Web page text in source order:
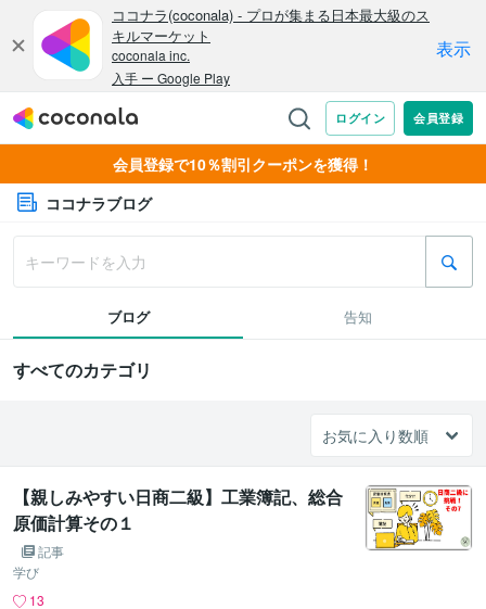
会員登録で10％割引クーポンを獲得！
ココナラブログ
ブログ 告知
すべてのカテゴリ
【親しみやすい日商二級】工業簿記、総合
原価計算その１
記事
学び
13